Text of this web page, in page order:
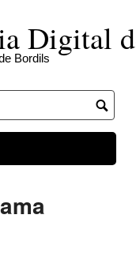
Digital
Bordils